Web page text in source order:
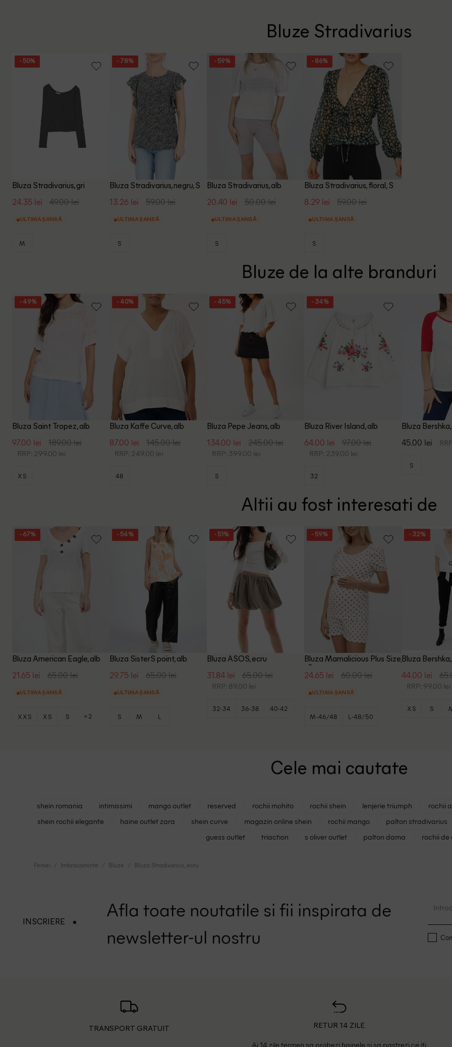
Bluze Stradivarius
- 50%
Bluza Stradivarius, gri
24.35 lei 49.00 lei
ULTIMA ȘANSĂ
M
- 78%
Bluza Stradivarius, negru, S
13.26 lei 59.00 lei
ULTIMA ȘANSĂ
S
- 59%
Bluza Stradivarius, alb
20.40 lei 50.00 lei
ULTIMA ȘANSĂ
S
- 86%
Bluza Stradivarius, floral, S
8.29 lei 59.00 lei
ULTIMA ȘANSĂ
S
Bluze de la alte branduri
- 49%
Bluza Saint Tropez, alb
97.00 lei 189.00 lei
RRP: 299.00 lei
XS
- 40%
Bluza Kaffe Curve, alb
87.00 lei 145.00 lei
RRP: 249.00 lei
48
- 45%
Bluza Pepe Jeans, alb
134.00 lei 245.00 lei
RRP: 399.00 lei
S
- 34%
Bluza River Island, alb
64.00 lei 97.00 lei
RRP: 239.00 lei
32
Bluza
45.00 lei
S
Altii au fost interesati de
- 67%
Bluza American Eagle, alb
21.65 lei 65.00 lei
ULTIMA ȘANSĂ
XXS XS S +2
- 54%
Bluza SisterS point, alb
29.75 lei 65.00 lei
ULTIMA ȘANSĂ
S M L
- 51%
Bluza ASOS, ecru
31.84 lei 65.00 lei
RRP: 89.00 lei
32-34 36-38 40-42
- 59%
Bluza Mamalicious Plus Size,
alb
24.65 lei 60.00 lei
ULTIMA ȘANSĂ
M-46/48 L-48/50
- 32%
Bluza
44.00 lei
RRP: 99.00 lei
XS S
Cele mai cautate
shein romania intimissimi mango outlet reserved rochii mohito rochii shein lenjerie triumph rochii
shein rochii elegante
haine outlet zara shein curve magazin online shein rochii mango palton stradivarius
guess outlet
triaction s oliver outlet palton dama rochii de
Femei Imbracaminte Bluze Bluza Stradivarius, ecru
INSCRIERE
Afla toate noutatile si fii inspirata de
newsletter-ul nostru
TRANSPORT GRATUIT RETUR 14 ZILE
Ai 14 zile termen sa probezi hainele si sa pastrezi ce iti